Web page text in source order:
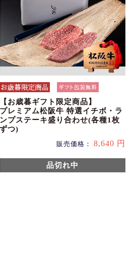
【お歳暮ギフト限定商品】
プレミアム松阪牛 特選イチボ・ラ
ンプステーキ盛り合わせ(各種1枚
ずつ)
販売価格： 8,640 円
品切れ中